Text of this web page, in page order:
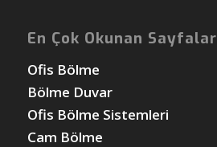
En Çok Okunan Sayfalar
Ofis Bölme
Bölme Duvar
Ofis Bölme Sistemleri
Cam Bölme